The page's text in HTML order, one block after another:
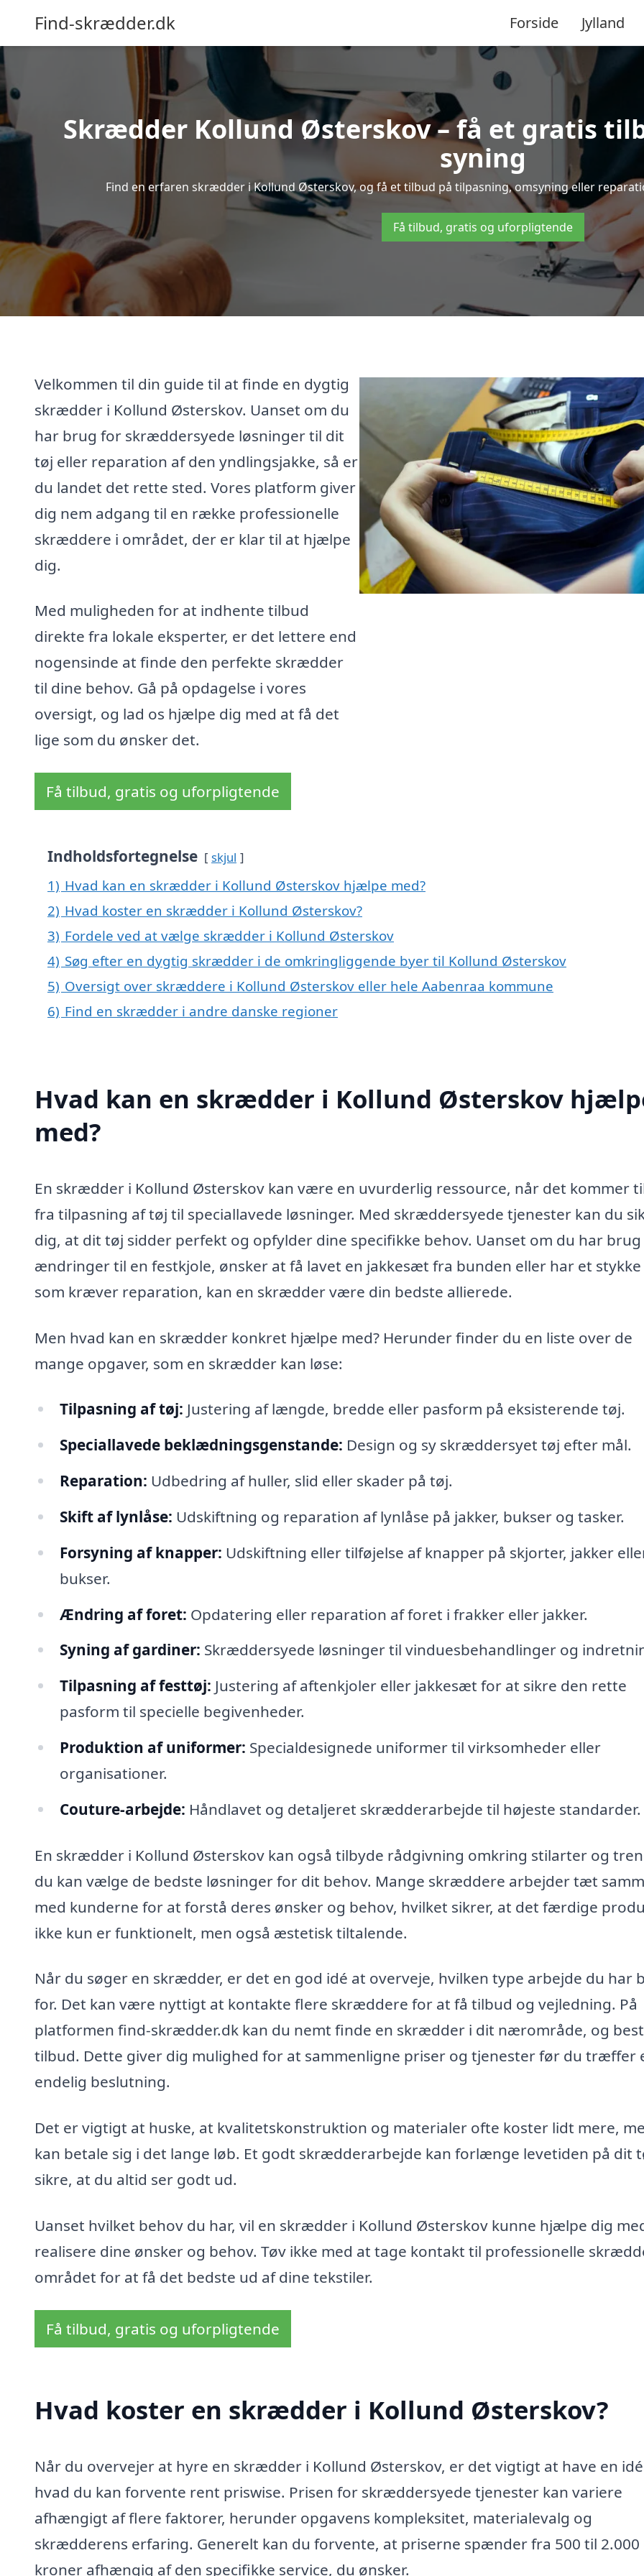
Find-skrædder.dk Forside Jylland
Skrædder Kollund Østerskov – få et gratis
syning
Find en erfaren skrædder i Kollund Østerskov, og få et tilbud på tilpasning, omsyning eller
Få tilbud, gratis og uforpligtende
Velkommen til din guide til at finde en dygtig
skrædder i Kollund Østerskov. Uanset om du
har brug for skræddersyede løsninger til dit
tøj eller reparation af den yndlingsjakke, så er
du landet det rette sted. Vores platform giver
dig nem adgang til en række professionelle
skræddere i området, der er klar til at hjælpe
dig.
Med muligheden for at indhente tilbud
direkte fra lokale eksperter, er det lettere end
nogensinde at finde den perfekte skrædder
til dine behov. Gå på opdagelse i vores
oversigt, og lad os hjælpe dig med at få det
lige som du ønsker det.
Få tilbud, gratis og uforpligtende
Indholdsfortegnelse skjul
1) Hvad kan en skrædder i Kollund Østerskov hjælpe med?
2) Hvad koster en skrædder i Kollund Østerskov?
3) Fordele ved at vælge skrædder i Kollund Østerskov
4) Søg efter en dygtig skrædder i de omkringliggende byer til Kollund Østerskov
5) Oversigt over skræddere i Kollund Østerskov eller hele Aabenraa kommune
6) Find en skrædder i andre danske regioner
Hvad kan en skrædder i Kollund Østerskov
med?
En skrædder i Kollund Østerskov kan være en uvurderlig ressource, når det kommer
fra tilpasning af tøj til speciallavede løsninger. Med skræddersyede tjenester kan du
dig, at dit tøj sidder perfekt og opfylder dine specifikke behov. Uanset om du har
ændringer til en festkjole, ønsker at få lavet en jakkesæt fra bunden eller har et
som kræver reparation, kan en skrædder være din bedste allierede.
Men hvad kan en skrædder konkret hjælpe med? Herunder finder du en liste over de
mange opgaver, som en skrædder kan løse:
Tilpasning af tøj: Justering af længde, bredde eller pasform på eksisterende tøj.
Speciallavede beklædningsgenstande: Design og sy skræddersyet tøj efter mål.
Reparation: Udbedring af huller, slid eller skader på tøj.
Skift af lynlåse: Udskiftning og reparation af lynlåse på jakker, bukser og tasker.
Forsyning af knapper: Udskiftning eller tilføjelse af knapper på skjorter, jakker
bukser.
Ændring af foret: Opdatering eller reparation af foret i frakker eller jakker.
Syning af gardiner: Skræddersyede løsninger til vinduesbehandlinger og
Tilpasning af festtøj: Justering af aftenkjoler eller jakkesæt for at sikre den rette
pasform til specielle begivenheder.
Produktion af uniformer: Specialdesignede uniformer til virksomheder eller
organisationer.
Couture-arbejde: Håndlavet og detaljeret skrædderarbejde til højeste standarder.
En skrædder i Kollund Østerskov kan også tilbyde rådgivning omkring stilarter og
du kan vælge de bedste løsninger for dit behov. Mange skræddere arbejder tæt
med kunderne for at forstå deres ønsker og behov, hvilket sikrer, at det færdige
ikke kun er funktionelt, men også æstetisk tiltalende.
Når du søger en skrædder, er det en god idé at overveje, hvilken type arbejde du har
for. Det kan være nyttigt at kontakte flere skræddere for at få tilbud og vejledning. På
platformen find-skrædder.dk kan du nemt finde en skrædder i dit nærområde, og
tilbud. Dette giver dig mulighed for at sammenligne priser og tjenester før du træffer
endelig beslutning.
Det er vigtigt at huske, at kvalitetskonstruktion og materialer ofte koster lidt mere,
kan betale sig i det lange løb. Et godt skrædderarbejde kan forlænge levetiden på dit
sikre, at du altid ser godt ud.
Uanset hvilket behov du har, vil en skrædder i Kollund Østerskov kunne hjælpe dig
realisere dine ønsker og behov. Tøv ikke med at tage kontakt til professionelle
området for at få det bedste ud af dine tekstiler.
Få tilbud, gratis og uforpligtende
Hvad koster en skrædder i Kollund Østerskov?
Når du overvejer at hyre en skrædder i Kollund Østerskov, er det vigtigt at have en
hvad du kan forvente rent priswise. Prisen for skræddersyede tjenester kan variere
afhængigt af flere faktorer, herunder opgavens kompleksitet, materialevalg og
skrædderens erfaring. Generelt kan du forvente, at priserne spænder fra 500 til 2.000
kroner afhængig af den specifikke service, du ønsker.